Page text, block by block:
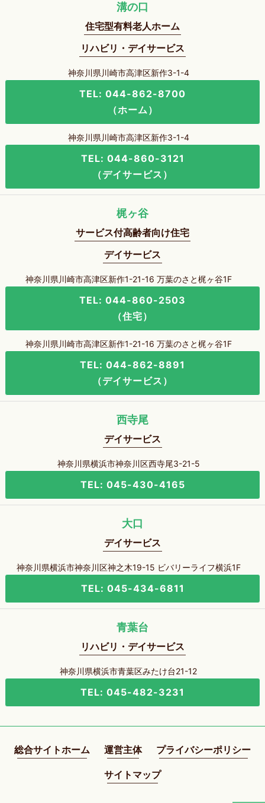
溝の口
住宅型有料老人ホーム
リハビリ・デイサービス
神奈川県川崎市高津区新作3-1-4
TEL: 044-862-8700
（ホーム）
神奈川県川崎市高津区新作3-1-4
TEL: 044-860-3121
（デイサービス）
梶ヶ谷
サービス付高齢者向け住宅
デイサービス
神奈川県川崎市高津区新作1-21-16 万葉のさと梶ヶ谷1F
TEL: 044-860-2503
（住宅）
神奈川県川崎市高津区新作1-21-16 万葉のさと梶ヶ谷1F
TEL: 044-862-8891
（デイサービス）
西寺尾
デイサービス
神奈川県横浜市神奈川区西寺尾3-21-5
TEL: 045-430-4165
大口
デイサービス
神奈川県横浜市神奈川区神之木19-15 ビバリーライフ横浜1F
TEL: 045-434-6811
青葉台
リハビリ・デイサービス
神奈川県横浜市青葉区みたけ台21-12
TEL: 045-482-3231
総合サイトホーム 運営主体 プライバシーポリシー
サイトマップ